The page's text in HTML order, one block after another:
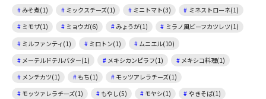
みそ煮(1)
ミックスチーズ(1) ミニトマト(3)
ミネストローネ(1)
ミモザ(1)
ミョウガ(6) みょうが(1)
ミラノ風ビーフカツレツ(1)
ミルファンティ(1)
ミロトン(1)
ムニエル(10)
メーテルドテルバター(1)
メキシカンピラフ(1)
メキシコ料理(1)
メンチカツ(1)
もち(1)
モッツアレラチーズ(1)
モッツァレラチーズ(1)
もやし(5) モヤシ(1)
やきそば(1)